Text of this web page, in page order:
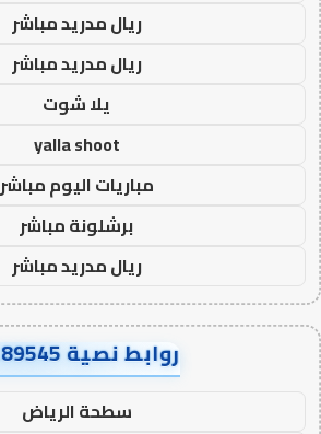
ريال مدريد مباشر
ريال مدريد مباشر
يلا شوت
yalla shoot
مباريات اليوم مباشر
برشلونة مباشر
ريال مدريد مباشر
روابط نصية AA89545
سطحة الرياض